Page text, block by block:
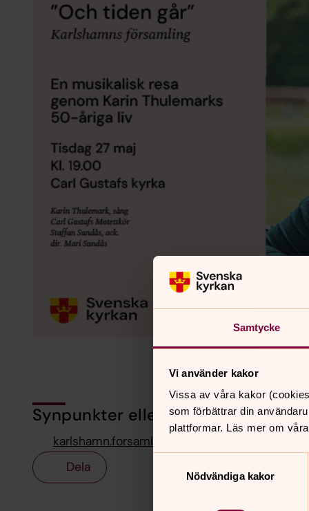
Samtycke
Vi använder kakor
Vissa av våra kakor
som förbättrar din
plattformar. Läs mer om
Nödvändiga kakor
Synpunkter eller frågor på sidans
karlshamn.forsamling@svenskakyrkan.se
Dela